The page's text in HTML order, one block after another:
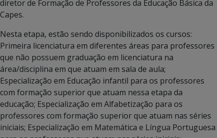
diretor de Formação de Professores da Educação Básica da
Capes.
Nesta etapa, estão sendo disponibilizados os cursos:
Primeira licenciatura em diferentes áreas para professores
que não possuem graduação em licenciatura na
área/disciplina em que atuam em sala de aula;
Especialização em Educação infantil para os professores
com formação superior que atuam nessa etapa da
educação; Especialização em Alfabetização para os
professores com formação superior que atuam nas séries
iniciais; Especialização em Matemática e Língua Portuguesa